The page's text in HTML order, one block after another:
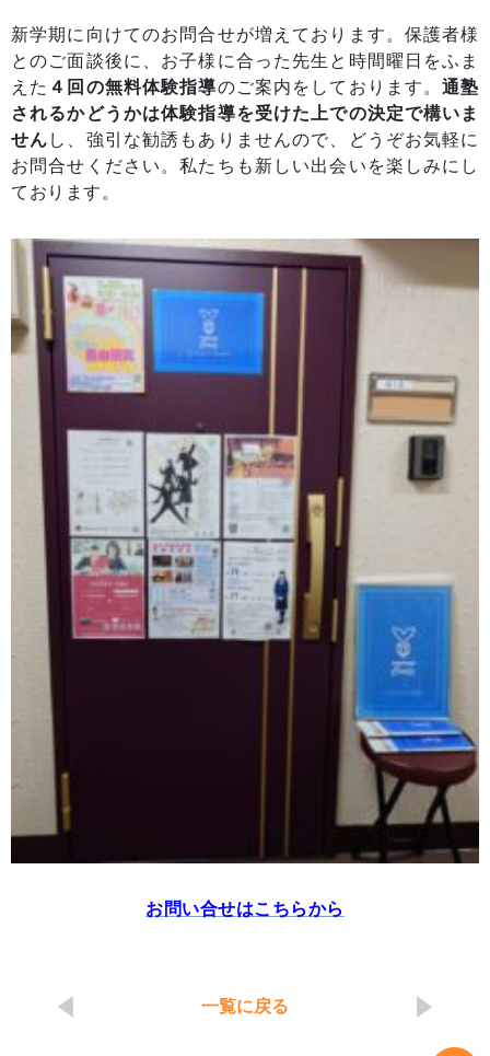
新学期に向けてのお問合せが増えております。保護者様
とのご面談後に、お子様に合った先生と時間曜日をふま
えた ４回の無料体験指導のご案内をしております。通塾
されるかどうかは体験指導を受けた上での決定で構いま
せん し、強引な勧誘もありませんので、どうぞお気軽に
お問合せください。私たちも新しい出会いを楽しみにし
ております。
お問い合せはこちらから
一覧に戻る